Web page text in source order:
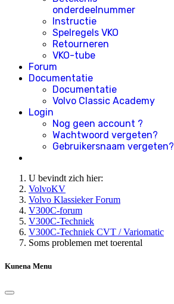
onderdeelnummer
Instructie
Spelregels VKO
Retourneren
VKO-tube
Forum
Documentatie
Documentatie
Volvo Classic Academy
Login
Nog geen account ?
Wachtwoord vergeten?
Gebruikersnaam vergeten?
U bevindt zich hier:
VolvoKV
Volvo Klassieker Forum
V300C-forum
V300C-Techniek
V300C-Techniek CVT / Variomatic
Soms problemen met toerental
Kunena Menu